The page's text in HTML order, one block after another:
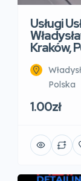
Usługi
Kraków,
Polska
1.00zł